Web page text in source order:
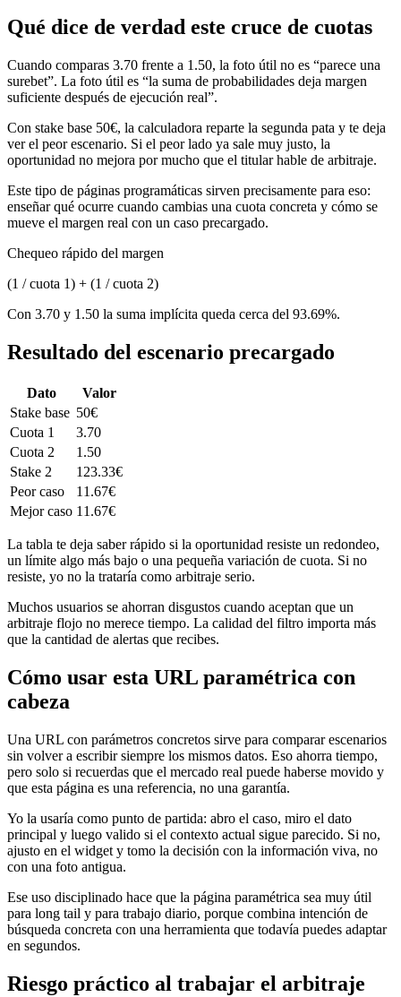
Qué dice de verdad este cruce de cuotas
Cuando comparas 3.70 frente a 1.50, la foto útil no es “parece una
surebet”. La foto útil es “la suma de probabilidades deja margen
suficiente después de ejecución real”.
Con stake base 50€, la calculadora reparte la segunda pata y te deja
ver el peor escenario. Si el peor lado ya sale muy justo, la
oportunidad no mejora por mucho que el titular hable de arbitraje.
Este tipo de páginas programáticas sirven precisamente para eso:
enseñar qué ocurre cuando cambias una cuota concreta y cómo se
mueve el margen real con un caso precargado.
Chequeo rápido del margen
(1 / cuota 1) + (1 / cuota 2)
Con 3.70 y 1.50 la suma implícita queda cerca del 93.69%.
Resultado del escenario precargado
Dato
Valor
Stake base 50€
Cuota 1
3.70
Cuota 2
1.50
Stake 2
123.33€
Peor caso
11.67€
Mejor caso 11.67€
La tabla te deja saber rápido si la oportunidad resiste un redondeo,
un límite algo más bajo o una pequeña variación de cuota. Si no
resiste, yo no la trataría como arbitraje serio.
Muchos usuarios se ahorran disgustos cuando aceptan que un
arbitraje flojo no merece tiempo. La calidad del filtro importa más
que la cantidad de alertas que recibes.
Cómo usar esta URL paramétrica con
cabeza
Una URL con parámetros concretos sirve para comparar escenarios
sin volver a escribir siempre los mismos datos. Eso ahorra tiempo,
pero solo si recuerdas que el mercado real puede haberse movido y
que esta página es una referencia, no una garantía.
Yo la usaría como punto de partida: abro el caso, miro el dato
principal y luego valido si el contexto actual sigue parecido. Si no,
ajusto en el widget y tomo la decisión con la información viva, no
con una foto antigua.
Ese uso disciplinado hace que la página paramétrica sea muy útil
para long tail y para trabajo diario, porque combina intención de
búsqueda concreta con una herramienta que todavía puedes adaptar
en segundos.
Riesgo práctico al trabajar el arbitraje